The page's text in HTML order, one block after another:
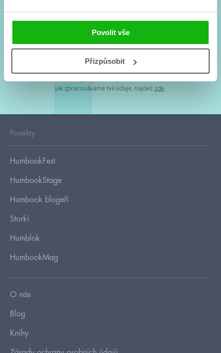
Povolit vše
Přizpůsobit
Souhlasím spodmínkami zpracování osobních údajů
Tvá e-mailová adresa je u nás v bezpečí. Přečti si
jak zpracováváme tvé údaje, najdeš zde.
Projekty
HumbookFest
HumbookStage
Humbook blogeři
Storki
Humblok
HumbookMag
O nás
Blog
Knihy